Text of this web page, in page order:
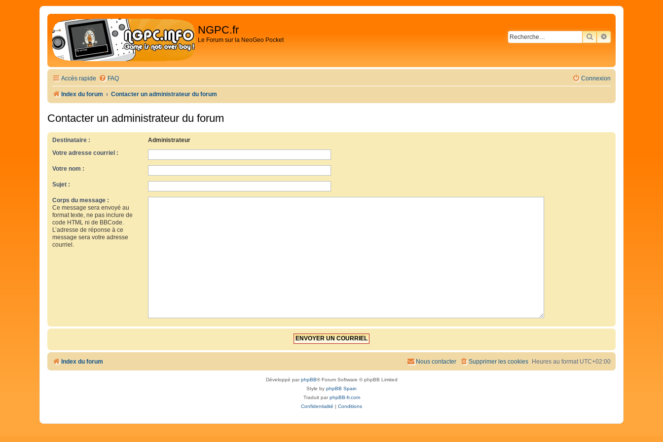
NGPC.fr
Le Forum sur la NeoGeo Pocket RECHERCHER
RECHERCHE
Accès rapide FAQ Connexion
Index du forum Contacter un administrateur du forum
Contacter un administrateur du forum
Destinataire :
Administrateur
Votre adresse courriel :
Votre nom :
Sujet :
Corps du message :
Ce message sera envoyé au
format texte, ne pas inclure de
code HTML ni de BBCode.
L’adresse de réponse à ce
message sera votre adresse
courriel.
Index du forum Heures au format UTC+02:00
Supprimer les cookies
Nous contacter
Développé parphpBB® Forum Software © phpBB Limited
Style by phpBB Spain
Traduit parphpBB-fr.com
Confidentialité | Conditions